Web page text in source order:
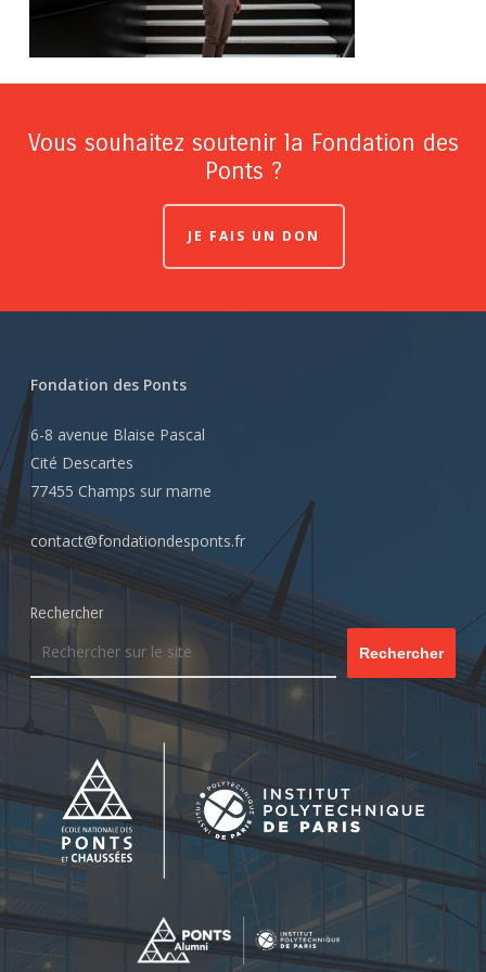
Vous souhaitez soutenir la Fondation des
Ponts ?
JE FAIS UN DON
Fondation des Ponts
6-8 avenue Blaise Pascal
Cité Descartes
77455 Champs sur marne
contact@fondationdesponts.fr
Rechercher
Rechercher